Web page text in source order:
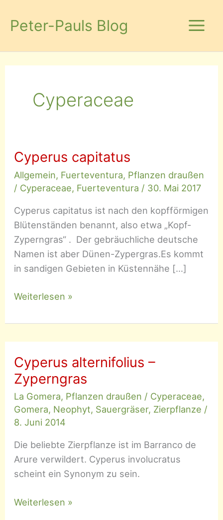
InhaltPeter-Pauls Blog
Cyperaceae
Cyperus capitatus
Allgemein, Fuerteventura, Pflanzen draußen
/ Cyperaceae, Fuerteventura / 30. Mai 2017
Cyperus capitatus ist nach den kopfförmigen
Blütenständen benannt, also etwa „Kopf-
Zyperngras“ . Der gebräuchliche deutsche
Namen ist aber Dünen-Zypergras.Es kommt
in sandigen Gebieten in Küstennähe […]
Cyperus
Weiterlesen »
Cyperus alternifolius –
Zyperngras
La Gomera, Pflanzen draußen / Cyperaceae,
Gomera, Neophyt, Sauergräser, Zierpflanze /
8. Juni 2014
Die beliebte Zierpflanze ist im Barranco de
Arure verwildert. Cyperus involucratus
scheint ein Synonym zu sein.
Cyperus
Weiterlesen »